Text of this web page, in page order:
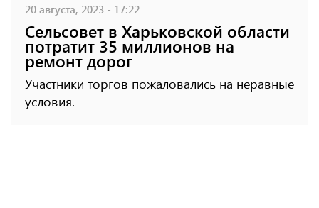
20 августа, 2023 - 17:22
Сельсовет в Харьковской области
потратит 35 миллионов на
ремонт дорог
Участники торгов пожаловались на неравные
условия.